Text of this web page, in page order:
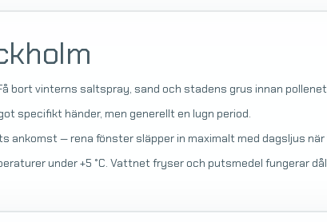
bort vinterns saltspray, sand och stadens grus innan pollenet
specifikt händer, men generellt en lugn period.
ankomst — rena fönster släpper in maximalt med dagsljus
under +5 °C. Vattnet fryser och putsmedel fungerar